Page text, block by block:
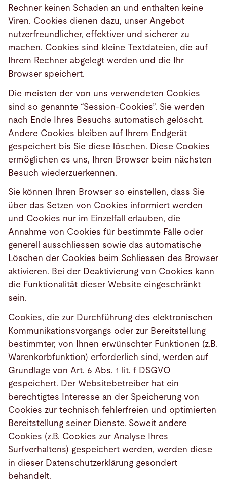
Rechner keinen Schaden an und enthalten keine
Viren. Cookies dienen dazu, unser Angebot
nutzerfreundlicher, effektiver und sicherer zu
machen. Cookies sind kleine Textdateien, die auf
Ihrem Rechner abgelegt werden und die Ihr
Browser speichert.
Die meisten der von uns verwendeten Cookies
sind so genannte “Session-Cookies”. Sie werden
nach Ende Ihres Besuchs automatisch gelöscht.
Andere Cookies bleiben auf Ihrem Endgerät
gespeichert bis Sie diese löschen. Diese Cookies
ermöglichen es uns, Ihren Browser beim nächsten
Besuch wiederzuerkennen.
Sie können Ihren Browser so einstellen, dass Sie
über das Setzen von Cookies informiert werden
und Cookies nur im Einzelfall erlauben, die
Annahme von Cookies für bestimmte Fälle oder
generell ausschliessen sowie das automatische
Löschen der Cookies beim Schliessen des Browser
aktivieren. Bei der Deaktivierung von Cookies kann
die Funktionalität dieser Website eingeschränkt
sein.
Cookies, die zur Durchführung des elektronischen
Kommunikationsvorgangs oder zur Bereitstellung
bestimmter, von Ihnen erwünschter Funktionen (z.B.
Warenkorbfunktion) erforderlich sind, werden auf
Grundlage von Art. 6 Abs. 1 lit. f DSGVO
gespeichert. Der Websitebetreiber hat ein
berechtigtes Interesse an der Speicherung von
Cookies zur technisch fehlerfreien und optimierten
Bereitstellung seiner Dienste. Soweit andere
Cookies (z.B. Cookies zur Analyse Ihres
Surfverhaltens) gespeichert werden, werden diese
in dieser Datenschutzerklärung gesondert
behandelt.